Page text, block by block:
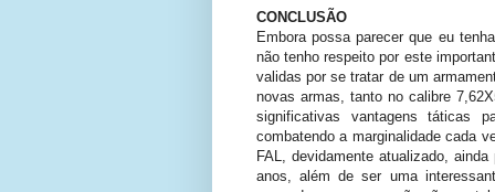
CONCLUSÃO
Embora possa parecer que eu
não tenho respeito por este
validas por se tratar de um
novas armas, tanto no calibre
significativas vantagens táticas
combatendo a marginalidade cada
FAL, devidamente atualizado,
anos, além de ser uma